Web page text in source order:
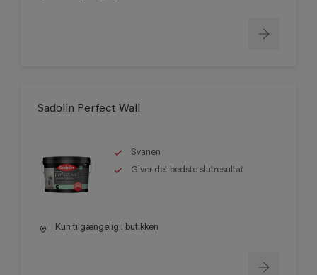
Sadolin Perfect Wall
Svanen
Giver det bedste slutresultat
Kun tilgængelig i butikken